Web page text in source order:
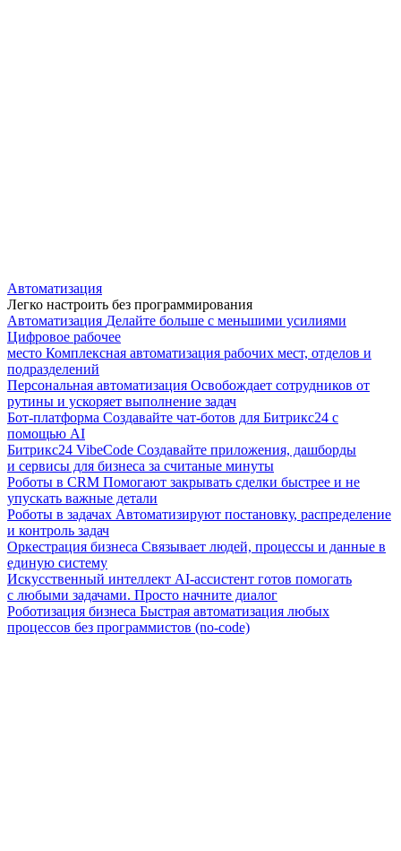
Автоматизация
Легко настроить без программирования
Автоматизация Делайте больше с меньшими усилиями
Цифровое рабочее
место Комплексная автоматизация рабочих мест, отделов и
подразделений
Персональная автоматизация Освобождает сотрудников от
рутины и ускоряет выполнение задач
Бот-платформа Создавайте чат-ботов для Битрикс24 с
помощью AI
Битрикс24 VibeCode Создавайте приложения, дашборды
и сервисы для бизнеса за считаные минуты
Роботы в CRM Помогают закрывать сделки быстрее и не
упускать важные детали
Роботы в задачах Автоматизируют постановку, распределение
и контроль задач
Оркестрация бизнеса Связывает людей, процессы и данные в
единую систему
Искусственный интеллект AI-ассистент готов помогать
с любыми задачами. Просто начните диалог
Роботизация бизнеса Быстрая автоматизация любых
процессов без программистов (no-code)